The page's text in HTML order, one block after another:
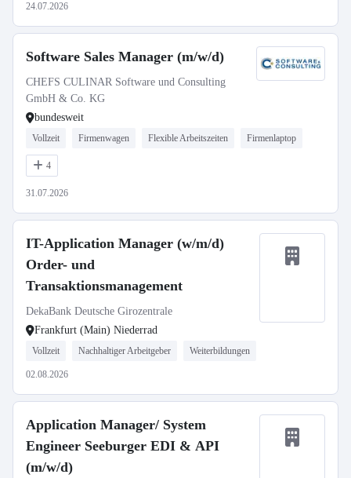
24.07.2026
Software Sales Manager (m/w/d)
CHEFS CULINAR Software und Consulting
GmbH & Co. KG
bundesweit
Vollzeit Firmenwagen Flexible Arbeitszeiten Firmenlaptop
4
31.07.2026
IT-Application Manager (w/m/d)
Order- und
Transaktionsmanagement
DekaBank Deutsche Girozentrale
Frankfurt (Main) Niederrad
Vollzeit Nachhaltiger Arbeitgeber Weiterbildungen
02.08.2026
Application Manager/ System
Engineer Seeburger EDI & API
(m/w/d)